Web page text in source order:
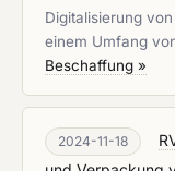
Digitalisierung
einem Umfang
Beschaffung »
2024-11-18